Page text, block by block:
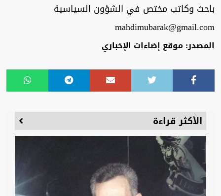
باحث وكاتب مختص في الشؤون السياسية
mahdimubarak@gmail.com
المصدر: موقع إضاءات الإخباري
الأكثر قراءة